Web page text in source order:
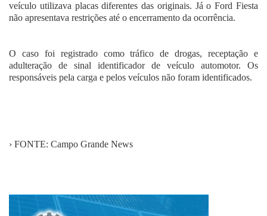
veículo utilizava placas diferentes das originais. Já o Ford Fiesta
não apresentava restrições até o encerramento da ocorrência.
O caso foi registrado como tráfico de drogas, receptação e
adulteração de sinal identificador de veículo automotor. Os
responsáveis pela carga e pelos veículos não foram identificados.
› FONTE: Campo Grande News